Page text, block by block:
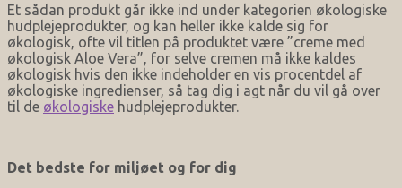
Et sådan produkt går ikke ind under kategorien økologiske
hudplejeprodukter, og kan heller ikke kalde sig for
økologisk, ofte vil titlen på produktet være ”creme med
økologisk Aloe Vera”, for selve cremen må ikke kaldes
økologisk hvis den ikke indeholder en vis procentdel af
økologiske ingredienser, så tag dig i agt når du vil gå over
til de økologiske hudplejeprodukter.
Det bedste for miljøet og for dig